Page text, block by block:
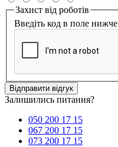
Захист від роботів
Введіть код в поле нижче
Відправити відгук
Залишились питання?
050 200 17 15
067 200 17 15
073 200 17 15